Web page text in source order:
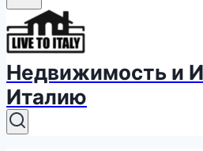
Недвижимость и
Италию